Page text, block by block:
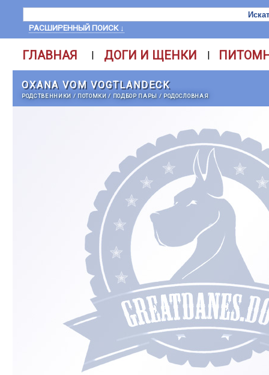
РАСШИРЕННЫЙ ПОИСК ↓
ГЛАВНАЯ | ДОГИ И ЩЕНКИ |
OXANA VOM VOGTLANDECK
РОДСТВЕННИКИ / ПОТОМКИ/ ПОДБОР ПАРЫ / РОДОСЛОВНАЯ